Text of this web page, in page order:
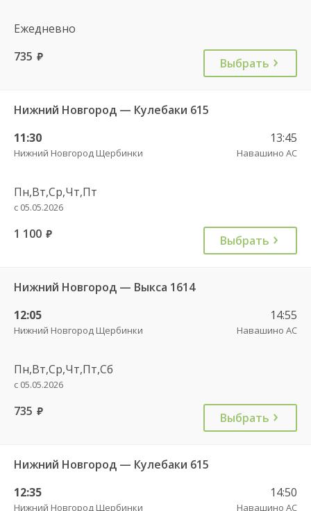
Ежедневно
735 руб. Выбрать
Нижний Новгород — Кулебаки 615
11:30
Нижний Новгород Щербинки
13:45
Навашино АС
Пн,Вт,Ср,Чт,Пт
с 05.05.2026
1 100 руб. Выбрать
Нижний Новгород — Выкса 1614
12:05
Нижний Новгород Щербинки
14:55
Навашино АС
Пн,Вт,Ср,Чт,Пт,Сб
с 05.05.2026
735 руб. Выбрать
Нижний Новгород — Кулебаки 615
12:35
Нижний Новгород Щербинки
14:50
Навашино АС